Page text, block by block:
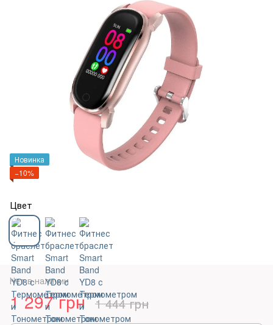
Новинка
−10%
Цвет
Нет в наличии
1 297 грн 1 444 грн